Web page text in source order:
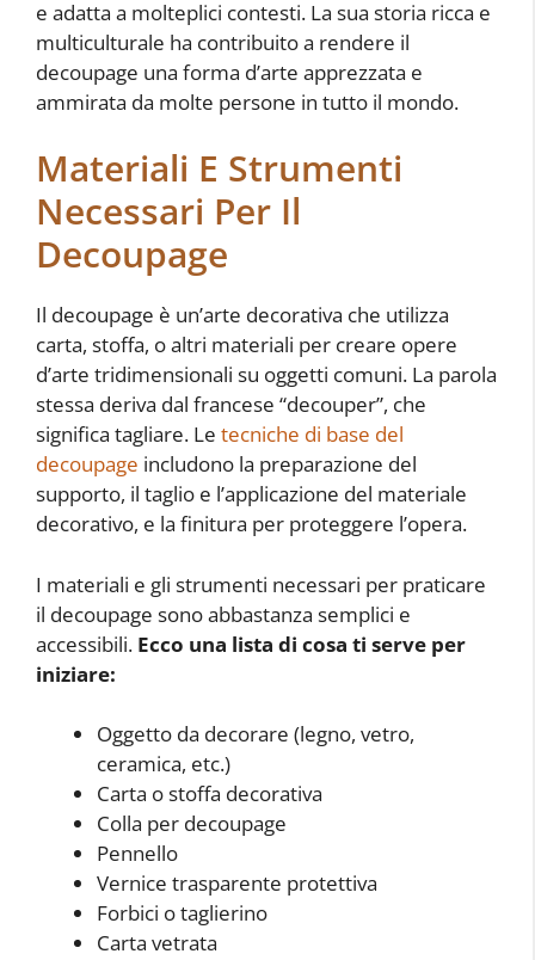
e adatta a molteplici contesti. La sua storia ricca e
multiculturale ha contribuito a rendere il
decoupage una forma d’arte apprezzata e
ammirata da molte persone in tutto il mondo.
Materiali E Strumenti
Necessari Per Il
Decoupage
Il decoupage è un’arte decorativa che utilizza
carta, stoffa, o altri materiali per creare opere
d’arte tridimensionali su oggetti comuni. La parola
stessa deriva dal francese “decouper”, che
significa tagliare. Le tecniche di base del
decoupage includono la preparazione del
supporto, il taglio e l’applicazione del materiale
decorativo, e la finitura per proteggere l’opera.
I materiali e gli strumenti necessari per praticare
il decoupage sono abbastanza semplici e
accessibili. Ecco una lista di cosa ti serve per
iniziare:
Oggetto da decorare (legno, vetro,
ceramica, etc.)
Carta o stoffa decorativa
Colla per decoupage
Pennello
Vernice trasparente protettiva
Forbici o taglierino
Carta vetrata